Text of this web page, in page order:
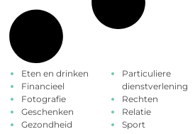
Eten en drinken
Financieel
Fotografie
Geschenken
Gezondheid
Particuliere
dienstverlening
Rechten
Relatie
Sport